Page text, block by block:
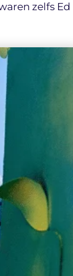
zelfs Ed